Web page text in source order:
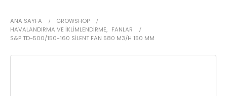
ANA SAYFA
GROWSHOP
HAVALANDIRMA VE İKLIMLENDIRME, FANLAR
S&P TD-500/150-160 SILENT FAN 580 M3/H 150 MM